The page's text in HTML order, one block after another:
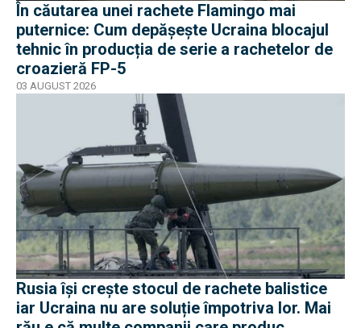
În căutarea unei rachete Flamingo mai
puternice: Cum depășește Ucraina blocajul
tehnic în producția de serie a rachetelor de
croazieră FP-5
03 AUGUST 2026
Rusia își crește stocul de rachete balistice
iar Ucraina nu are soluție împotriva lor. Mai